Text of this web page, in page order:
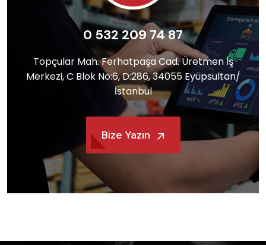
0 532 209 74 87
Topçular Mah. Ferhatpaşa Cad. Üretmen İş
Merkezi, C Blok No:6, D:286, 34055 Eyüpsultan/
İstanbul
Bize Yazın